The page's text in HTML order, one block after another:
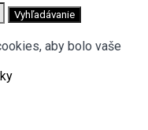
Vyhľadávanie
aby bolo vaše